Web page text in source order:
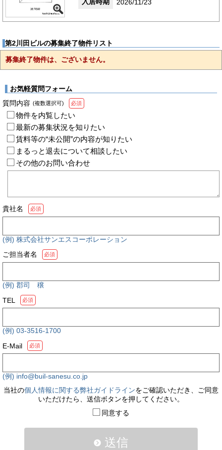
2026/11/23
第2川田ビルの募集終了物件リスト
募集終了物件は、ございません。
お気軽質問フォーム
質問内容 (複数選択可) 必須
物件を内覧したい
最新の募集状況を知りたい
賃料等の“未公開”の内容が知りたい
まるっと退去について相談したい
その他のお問い合わせ
貴社名 必須
(例) 株式会社サンエスコーポレーション
ご担当者名
必須
(例) 郡司 穣
TEL
必須
(例) 03-3516-1700
E-Mail
必須
(例) info@buil-sanesu.co.jp
当社の個人情報に関する弊社ガイドラインをご確認いただき、ご同意
いただけたら、送信ボタンを押してください。
同意する
送信